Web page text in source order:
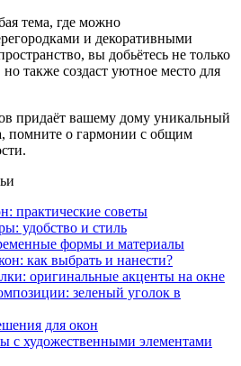
тема, где можно
и декоративными
вы добьётесь не только
также создаст уютное место для
придаёт вашему дому уникальный
помните о гармонии с общим
практические советы
удобство и стиль
формы и материалы
как выбрать и нанести?
оригинальные акценты на окне
зеленый уголок в
для окон
с художественными элементами